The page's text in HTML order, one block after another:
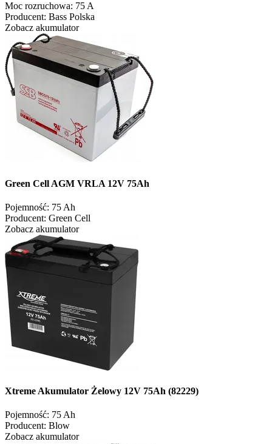
Moc rozruchowa: 75 A
Producent: Bass Polska
Zobacz akumulator
Green Cell AGM VRLA 12V 75Ah
Pojemność: 75 Ah
Producent: Green Cell
Zobacz akumulator
Xtreme Akumulator Żelowy 12V 75Ah (82229)
Pojemność: 75 Ah
Producent: Blow
Zobacz akumulator